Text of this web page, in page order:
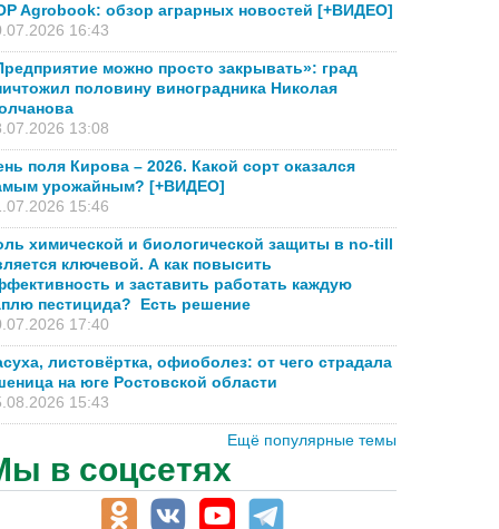
Agrobook: обзор аграрных новостей [+ВИДЕО]
16:43
можно просто закрывать»: град
половину виноградника Николая
13:08
поля Кирова – 2026. Какой сорт оказался
урожайным? [+ВИДЕО]
15:46
химической и биологической защиты в no-till
ключевой. А как повысить
и заставить работать каждую
пестицида? Есть решение
17:40
листовёртка, офиоболез: от чего страдала
на юге Ростовской области
15:43
Ещё популярные темы
в соцсетях